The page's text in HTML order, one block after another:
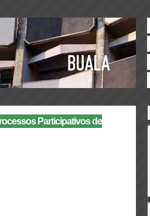
Participativos de